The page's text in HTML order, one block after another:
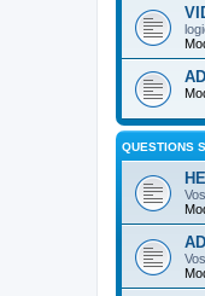
QUESTIONS